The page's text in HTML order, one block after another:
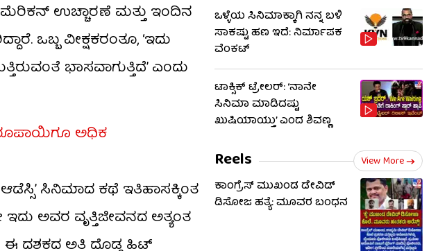
ಉಚ್ಚಾರಣೆ ಮತ್ತು ಇಂದಿನ
ಒಬ್ಬ ವೀಕ್ಷಕರಂತೂ, ‘ಇದು
ಭಾಸವಾಗುತ್ತಿದೆ’ ಎಂದು
ಅಧಿಕ
ಸಿನಿಮಾದ ಕಥೆ ಇತಿಹಾಸಕ್ಕಿಂತ
ಇದು ಅವರ ವೃತ್ತಿಜೀವನದ ಅತ್ಯಂತ
ಈ ದಶಕದ ಅತಿ ದೊಡ್ಡ ಹಿಟ್
ಒಳ್ಳೆಯ ಸಿನಿಮಾಕ್ಕಾಗಿ ನನ್ನ ಬಳಿ
ಸಾಕಷ್ಟು ಹಣ ಇದೆ: ನಿರ್ಮಾಪಕ
ವೆಂಕಟ್
ಟಾಕ್ಸಿಕ್ ಟ್ರೇಲರ್​: ‘ನಾನೇ
ಸಿನಿಮಾ ಮಾಡಿದಷ್ಟು
ಖುಷಿಯಾಯ್ತು’ ಎಂದ ಶಿವಣ್ಣ
Reels View More
ಕಾಂಗ್ರೆಸ್ ಮುಖಂಡ ಡೇವಿಡ್
ಡಿಸೋಜ ಹತ್ಯೆ: ಮೂವರ ಬಂಧನ